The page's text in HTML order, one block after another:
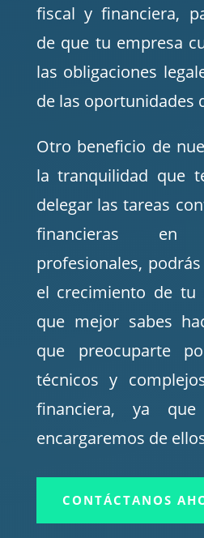
fiscal y financiera,
de que tu empresa
las obligaciones
de las oportunidades
Otro beneficio de
la tranquilidad que
delegar las tareas
financieras
profesionales,
el crecimiento de tu
que mejor sabes
que preocuparte
técnicos y
financiera, ya
encargaremos de
CONTÁCTANOS